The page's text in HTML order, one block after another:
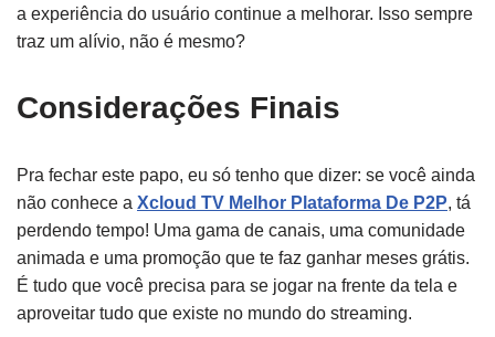
a experiência do usuário continue a melhorar. Isso sempre
traz um alívio, não é mesmo?
Considerações Finais
Pra fechar este papo, eu só tenho que dizer: se você ainda
não conhece a Xcloud TV Melhor Plataforma De P2P, tá
perdendo tempo! Uma gama de canais, uma comunidade
animada e uma promoção que te faz ganhar meses grátis.
É tudo que você precisa para se jogar na frente da tela e
aproveitar tudo que existe no mundo do streaming.